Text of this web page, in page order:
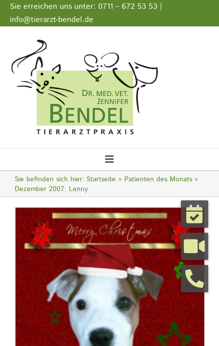
Zum
Inhalt
Sie erreichen uns unter: 0711 – 672 53 53 |
info@tierarzt-bendel.de
Stellenangebote
Impressum
Datenschutz
Toggle
Navigation
Startseite
Notfall
Tierarztpraxis
Tierhalterinfos
Kontakt
Sie befinden sich hier: Startseite
Patienten des Monats
Dezember 2007: Lenny
Zeige
grösseres
Bild